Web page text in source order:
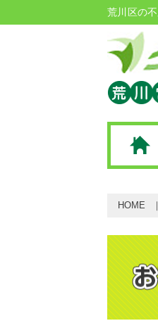
荒川区の
HOME